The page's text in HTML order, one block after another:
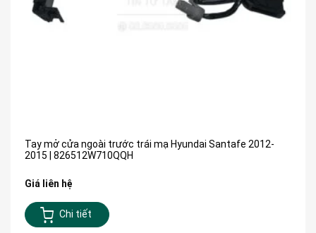
Tay mở cửa ngoài trước trái mạ Hyundai Santafe 2012-
2015 | 826512W710QQH
Giá liên hệ
Chi tiết